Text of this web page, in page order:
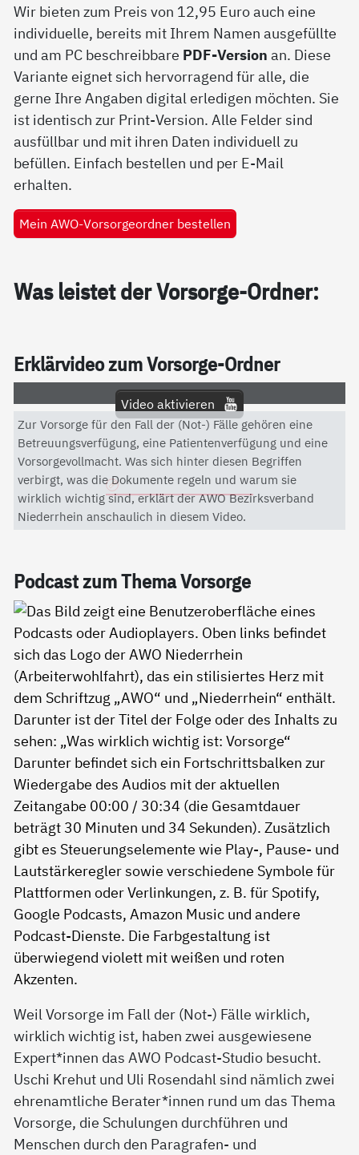
Wir bieten zum Preis von 12,95 Euro auch eine
individuelle, bereits mit Ihrem Namen ausgefüllte
und am PC beschreibbare PDF-Version an. Diese
Variante eignet sich hervorragend für alle, die
gerne Ihre Angaben digital erledigen möchten. Sie
ist identisch zur Print-Version. Alle Felder sind
ausfüllbar und mit ihren Daten individuell zu
befüllen. Einfach bestellen und per E-Mail
erhalten.
Mein AWO-Vorsorgeordner bestellen
Was leis­tet der Vor­sor­ge-Ord­ner:
Er­klär­vi­deo zum Vor­sor­ge-Ord­ner
Video aktivieren
Mit dem Aktivieren des Videos akzeptieren Sie die
Datenschutzerklärung von YouTube.
Datenschutzerklärung
Zur Vorsorge für den Fall der (Not-) Fälle gehören eine
Betreuungsverfügung, eine Patientenverfügung und eine
Vorsorgevollmacht. Was sich hinter diesen Begriffen
verbirgt, was die Dokumente regeln und warum sie
wirklich wichtig sind, erklärt der AWO Bezirksverband
Niederrhein anschaulich in diesem Video.
Pod­cast zum The­ma Vor­sor­ge
Weil Vorsorge im Fall der (Not-) Fälle wirklich,
wirklich wichtig ist, haben zwei ausgewiesene
Expert*innen das AWO Podcast-Studio besucht.
Uschi Krehut und Uli Rosendahl sind nämlich zwei
ehrenamtliche Berater*innen rund um das Thema
Vorsorge, die Schulungen durchführen und
Menschen durch den Paragrafen- und